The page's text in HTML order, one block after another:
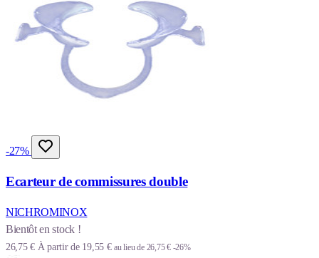
-27%
Ecarteur de commissures double
NICHROMINOX
Bientôt en stock !
26,75 € À partir de 19,55 € au lieu de 26,75 € -26%